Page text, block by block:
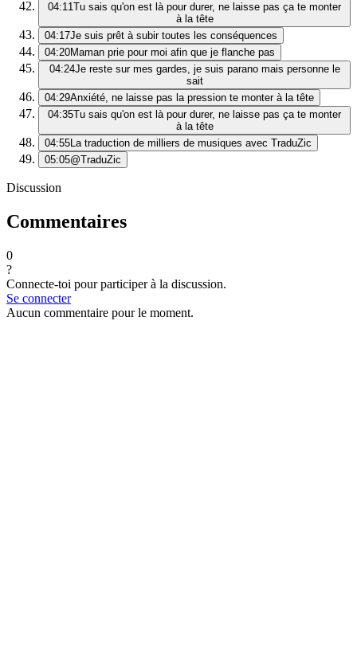
04:11Tu sais qu'on est là pour durer, ne laisse pas ça te monter
à la tête
04:17Je suis prêt à subir toutes les conséquences
04:20Maman prie pour moi afin que je flanche pas
04:24Je reste sur mes gardes, je suis parano mais personne le
sait
04:29Anxiété, ne laisse pas la pression te monter à la tête
04:35Tu sais qu'on est là pour durer, ne laisse pas ça te monter
à la tête
04:55La traduction de milliers de musiques avec TraduZic
05:05@TraduZic
Discussion
Commentaires
0
?
Connecte-toi pour participer à la discussion.
Se connecter
Aucun commentaire pour le moment.